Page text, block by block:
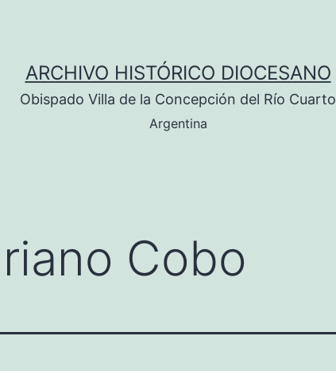
ARCHIVO HISTÓRICO DIOCESANO
Obispado Villa de la Concepción del Río Cuarto
Argentina
Cobo